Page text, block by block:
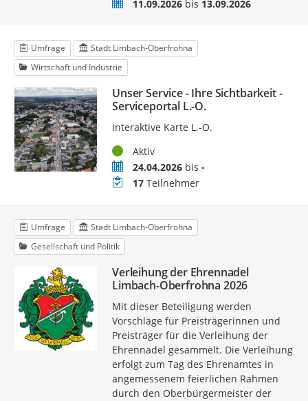
Termin11.09.2026bis 13.09.2026
Umfrage
Stadt Limbach-Oberfrohna
Wirtschaft und Industrie
Unser Service - Ihre Sichtbarkeit -
Serviceportal L.-O.
Interaktive Karte L.-O.
StatusAktiv
Zeitraum24.04.2026bis -
Teilnehmer
17Teilnehmer
Umfrage
Stadt Limbach-Oberfrohna
Gesellschaft und Politik
Verleihung der Ehrennadel
Limbach-Oberfrohna 2026
Mit dieser Beteiligung werden
Vorschläge für Preisträgerinnen und
Preisträger für die Verleihung der
Ehrennadel gesammelt. Die Verleihung
erfolgt zum Tag des Ehrenamtes in
angemessenem feierlichen Rahmen
durch den Oberbürgermeister der